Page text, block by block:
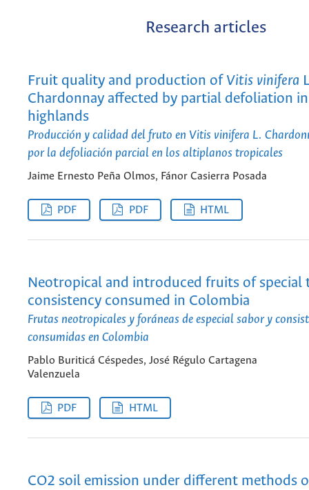
Research articles
Fruit quality and production of Vitis vinifera
Chardonnay affected by partial defoliation
highlands
Producción y calidad del fruto en Vitis vinifera L.
por la defoliación parcial en los altiplanos tropicales
Jaime Ernesto Peña Olmos, Fánor Casierra Posada
PDF PDF HTML
Neotropical and introduced fruits of special
consistency consumed in Colombia
Frutas neotropicales y foráneas de especial sabor y
consumidas en Colombia
Pablo Buriticá Céspedes, José Régulo Cartagena
Valenzuela
PDF HTML
CO2 soil emission under different methods